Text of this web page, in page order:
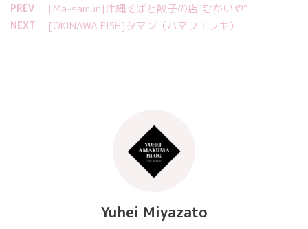
PREV [Ma-samun]沖縄そばと餃子の店"むかいや"
NEXT [OKINAWA FISH]タマン（ハマフエフキ）
Yuhei Miyazato